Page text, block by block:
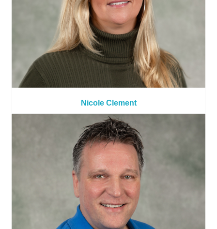
Nicole Clement